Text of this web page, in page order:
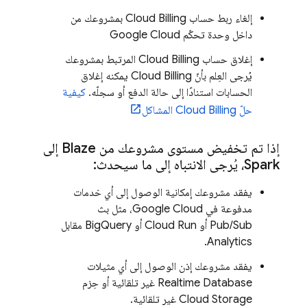
إلغاء ربط حساب Cloud Billing بمشروعك من
داخل وحدة تحكّم Google Cloud
إغلاق حساب Cloud Billing المرتبط بمشروعك
يُرجى العِلم بأنّ Cloud Billing يمكنه إغلاق
الحسابات استنادًا إلى حالة الدفع أو سجلّه. كيفية
حلّ Cloud Billing المشاكل
إذا تم تخفيض مستوى مشروعك من Blaze إلى
Spark، يُرجى الانتباه إلى ما سيحدث:
يفقد مشروعك إمكانية الوصول إلى أي خدمات
مدفوعة في Google Cloud، مثل بث
Pub/Sub أو Cloud Runأو BigQuery مقابل
Analytics
.
يفقد مشروعك إذن الوصول إلى أي مثيلات
Realtime Database غير تلقائية أو حِزم
Cloud Storage غير تلقائية.